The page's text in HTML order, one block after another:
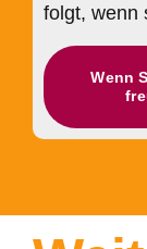
folgt, wenn
Wenn